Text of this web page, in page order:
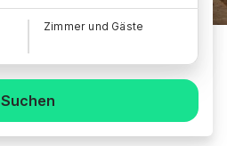
Zimmer und Gäste
Suchen